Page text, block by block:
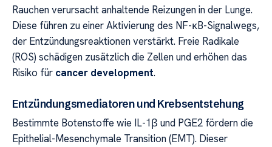
Rauchen verursacht anhaltende Reizungen in der Lunge.
Diese führen zu einer Aktivierung des NF-κB-Signalwegs,
der Entzündungsreaktionen verstärkt. Freie Radikale
(ROS) schädigen zusätzlich die Zellen und erhöhen das
Risiko für cancer development.
Entzündungsmediatoren und Krebsentstehung
Bestimmte Botenstoffe wie IL-1β und PGE2 fördern die
Epithelial-Mesenchymale Transition (EMT). Dieser